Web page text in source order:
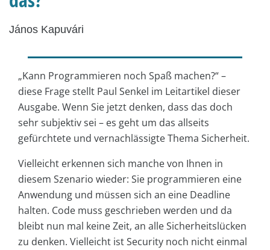
János Kapuvári
„Kann Programmieren noch Spaß machen?“ –
diese Frage stellt Paul Senkel im Leitartikel dieser
Ausgabe. Wenn Sie jetzt denken, dass das doch
sehr subjektiv sei – es geht um das allseits
gefürchtete und vernachlässigte Thema Sicherheit.
Vielleicht erkennen sich manche von Ihnen in
diesem Szenario wieder: Sie programmieren eine
Anwendung und müssen sich an eine Deadline
halten. Code muss geschrieben werden und da
bleibt nun mal keine Zeit, an alle Sicherheitslücken
zu denken. Vielleicht ist Security noch nicht einmal